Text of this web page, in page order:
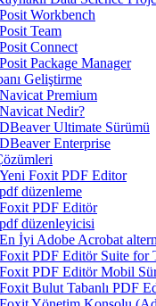
Posit Workbench
Posit Team
Posit Connect
Posit Package Manager
Geliştirme
Navicat Premium
Navicat Nedir?
DBeaver Ultimate Sürümü
DBeaver Enterprise
Yeni Foxit PDF Editor
pdf düzenleme
Foxit PDF Editör
pdf düzenleyicisi
En İyi Adobe Acrobat
Foxit PDF Editör Suite for
Foxit PDF Editör Mobil
Foxit Bulut Tabanlı PDF